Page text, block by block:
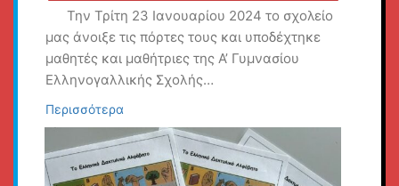
Την Τρίτη 23 Ιανουαρίου 2024 το σχολείο
μας άνοιξε τις πόρτες τους και υποδέχτηκε
μαθητές και μαθήτριες της Α’ Γυμνασίου
Ελληνογαλλικής Σχολής…
Περισσότερα